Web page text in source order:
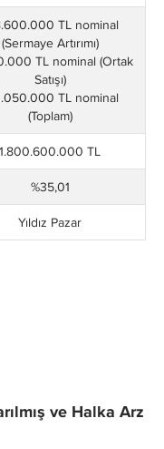
TL nominal
(Sermaye Artırımı)
TL nominal (Ortak
Satışı)
TL nominal
(Toplam)
1.800.600.000 TL
%35,01
Yıldız Pazar
ve Halka Arz